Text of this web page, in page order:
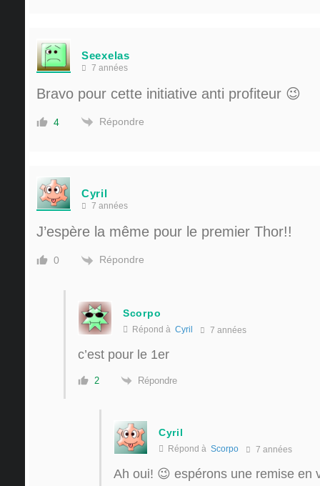
Seexelas
7 années
Bravo pour cette initiative anti profiteur 😉
4 Répondre
Cyril
7 années
J’espère la même pour le premier Thor!!
0 Répondre
Scorpo
Répond à Cyril 7 années
c’est pour le 1er
2 Répondre
Cyril
Répond à Scorpo 7 années
Ah oui! 😉 espérons une remise en